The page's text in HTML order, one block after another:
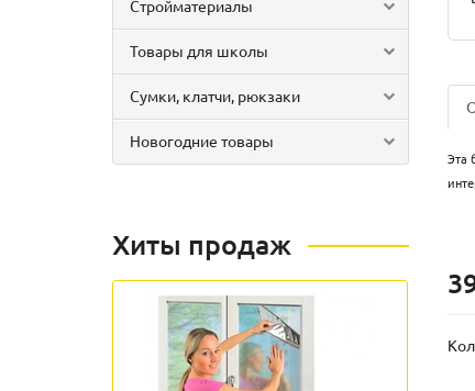
Стройматериалы
Товары для школы
Сумки, клатчи, рюкзаки
Новогодние товары
Хиты продаж
Эта